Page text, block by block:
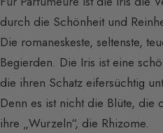
durch die Schönheit und
Die romaneskeste, seltenste,
Begierden. Die Iris ist eine
die ihren Schatz eifersüchtig
Denn es ist nicht die Blüte, die
ihre „Wurzeln“, die Rhizome.